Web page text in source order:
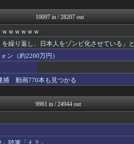
ゴールデンタイムズ
10097 in / 28207 out
ｗｗｗｗｗ
繰り返し、日本人をゾンビ化させている」と
ン（約2200万円）
捕 動画770本も見つかる
9961 in / 24944 out